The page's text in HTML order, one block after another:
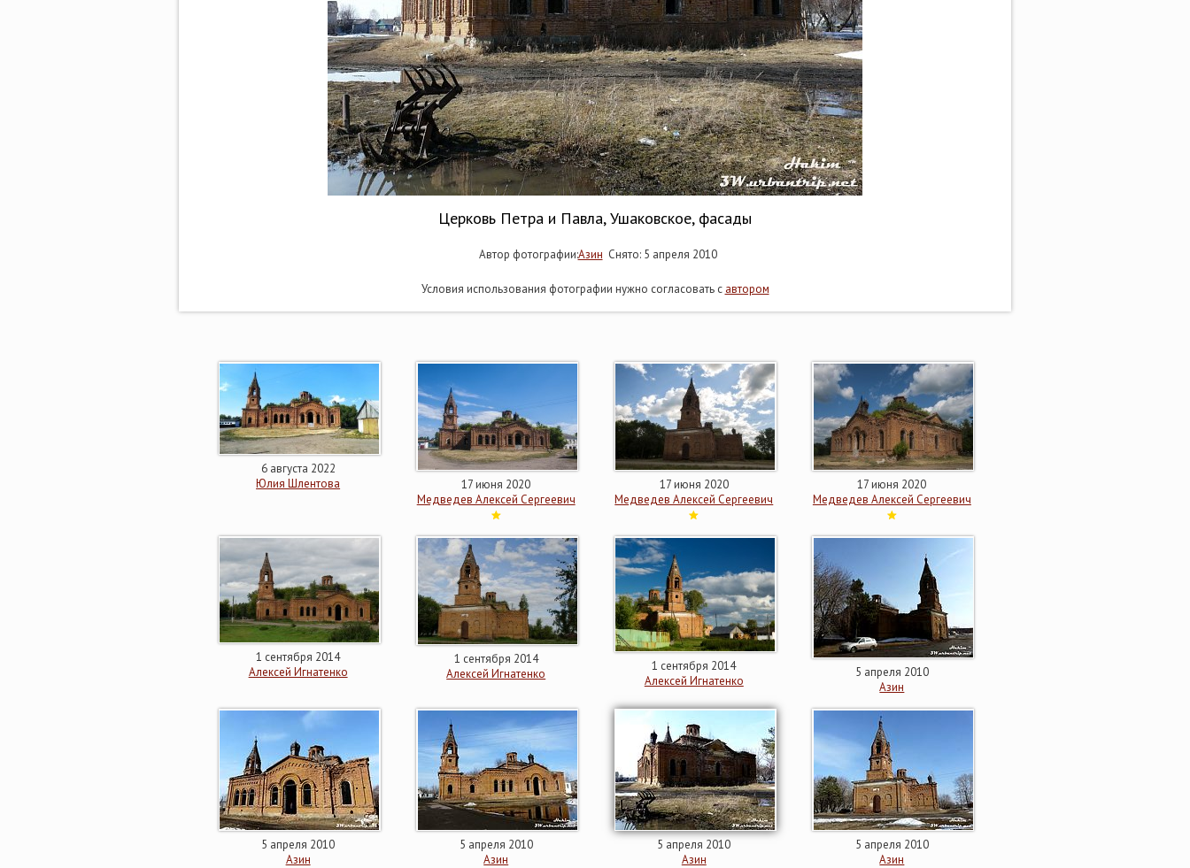
Церковь Петра и Павла, Ушаковское, фасады
Автор фотографии:Азин Снято: 5 апреля 2010
Условия использования фотографии нужно согласовать с автором
6 августа 2022
Юлия Шлентова
17 июня 2020
Медведев Алексей Сергеевич
17 июня 2020
Медведев Алексей Сергеевич
17 июня 2020
Медведев Алексей Сергеевич
1 сентября 2014
Алексей Игнатенко
1 сентября 2014
Алексей Игнатенко
1 сентября 2014
Алексей Игнатенко
5 апреля 2010
Азин
5 апреля 2010
Азин
5 апреля 2010
Азин
5 апреля 2010
Азин
5 апреля 2010
Азин